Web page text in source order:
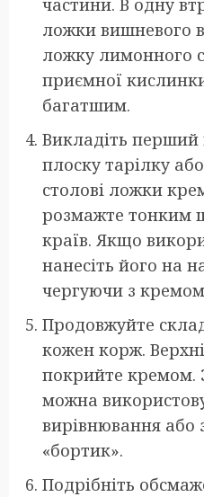
частини. В одну
ложки вишневого
ложку лимонного
приємної
багатшим.
Викладіть
плоску тарілку
столові ложки
розмажте тонким
країв. Якщо
нанесіть його на
чергуючи з
Продовжуйте
кожен корж.
покрийте
можна
вирівнювання або
«бортик».
Подрібніть